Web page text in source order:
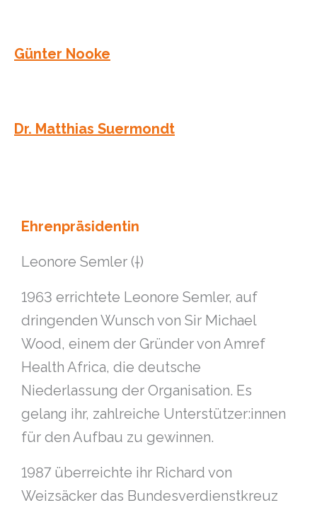
Günter Nooke
Dr. Matthias Suermondt
Ehrenpräsidentin
Leonore Semler (†)
1963 errichtete Leonore Semler, auf
dringenden Wunsch von Sir Michael
Wood, einem der Gründer von Amref
Health Africa, die deutsche
Niederlassung der Organisation. Es
gelang ihr, zahlreiche Unterstützer:innen
für den Aufbau zu gewinnen.
1987 überreichte ihr Richard von
Weizsäcker das Bundesverdienstkreuz